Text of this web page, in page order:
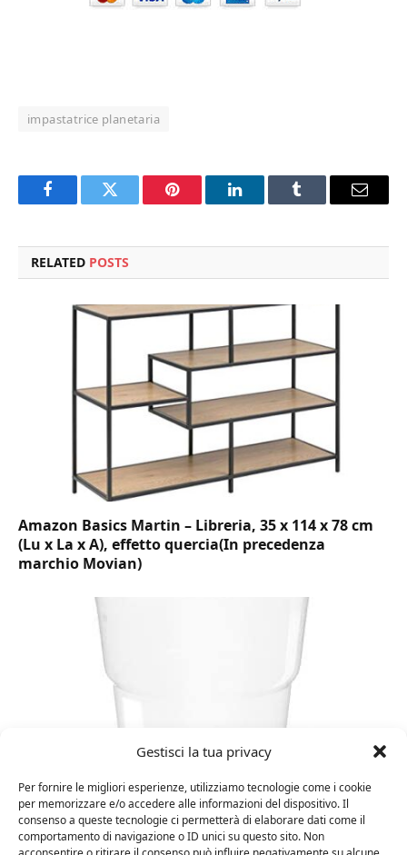
Gestisci la tua privacy
Per fornire le migliori esperienze, utilizziamo tecnologie come i cookie
per memorizzare e/o accedere alle informazioni del dispositivo. Il
consenso a queste tecnologie ci permetterà di elaborare dati come il
comportamento di navigazione o ID unici su questo sito. Non
impastatrice planetaria
FacebookTwitter Pinterest LinkedInTumblr Email
RELATED POSTS
Amazon Basics Martin – Libreria, 35 x 114 x 78 cm
(Lu x La x A), effetto quercia(In precedenza
marchio Movian)
DOT Horeca Solutions 1000 Bicchieri PET
trasparenti monouso 350 ML tacca 0,3 alta qualità